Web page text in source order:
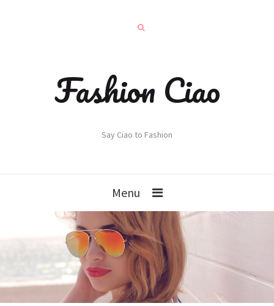
Fashion Ciao
Say Ciao to Fashion
Menu